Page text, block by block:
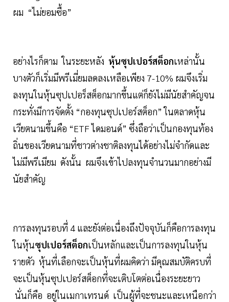
ผม “ไม่ยอมซื้อ”
อย่างไรก็ตาม ในระยะหลัง หุ้นซุปเปอร์สต็อกเหล่านั้น
บางตัวก็เริ่มมีพรีเมี่ยมลดลงเหลือเพียง 7-10% ผมจึงเริ่ม
ลงทุนในหุ้นซุปเปอร็สต็อกมากขึ้นแต่ก็ยังไม่มีนัยสำคัญจน
กระทั่งมีการจัดตั้ง “กองทุนซุปเปอร์สต็อก” ในตลาดหุ้น
เวียตนามขึ้นคือ “ETF ไดมอนด์” ซึ่งถือว่าเป็นกองทุนท้อง
ถิ่นของเวียดนามที่ชาวต่างชาติลงทุนได้อย่างไม่จำกัดและ
ไม่มีพรีเมียม ดังนั้น ผมจึงเข้าไปลงทุนจำนวนมากอย่างมี
นัยสำคัญ
การลงทุนรอบที่ 4 และยังต่อเนื่องถึงปัจจุบันก็คือการลงทุน
ในหุ้นซุปเปอร์สต็อกเป็นหลักและเป็นการลงทุนในหุ้น
รายตัว หุ้นที่เลือกจะเป็นหุ้นที่ผมคิดว่า มีคุณสมบัติครบที่
จะเป็นหุ้นซุปเปอร์สต็อกที่จะเติบโตต่อเนื่องระยะยาว
นั่นก็คือ อยู่ในเมกาเทรนด์ เป็นผู้ที่จะชนะและเหนือกว่า